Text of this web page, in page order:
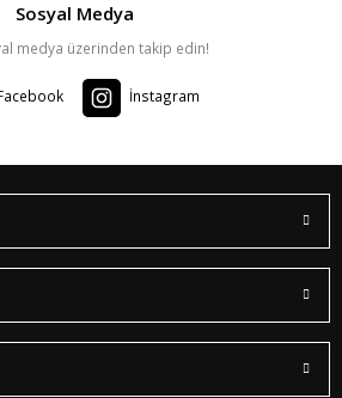
Sosyal Medya
medya üzerinden takip edin!
İnstagram